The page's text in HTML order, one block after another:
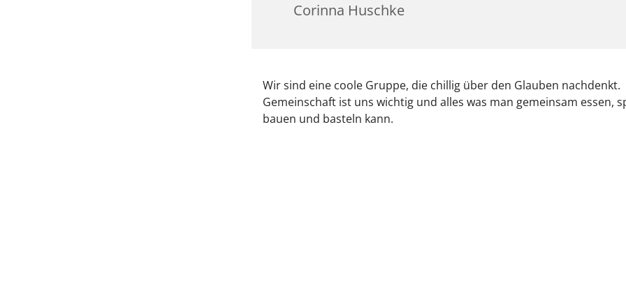
Corinna Huschke
Wir sind eine coole Gruppe, die chillig über den Glauben nachdenkt.
Gemeinschaft ist uns wichtig und alles was man gemeinsam essen,
bauen und basteln kann.